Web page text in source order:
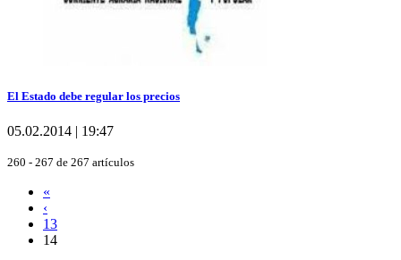
El Estado debe regular los precios
05.02.2014 | 19:47
260 - 267 de 267 artículos
«
‹
13
14